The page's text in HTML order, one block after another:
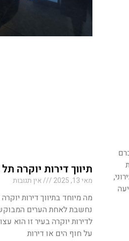
תיווך דירות יוקרה
מאי 13, 2025 אין תגובות
מה מיוחד בתיווך דירות
נחשבת לאחת הערים
לדירות יוקרה בעיר זו הוא
על חוף הים או דירות